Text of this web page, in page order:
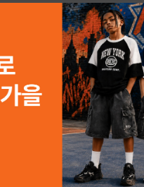
SOLD OUT
6층 (논현동, 한세엠케이빌딩)
서울강남-04239
18:00 토/일/공휴일 휴무)
휴무)
ALL RIGHTS RESERVED.